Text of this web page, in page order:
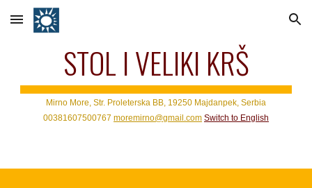
Skip to main content Skip to navigation
STOL I VELIKI KRŠ
Mirno More, Str. Proleterska BB, 19250 Majdanpek, Serbia
00381607500767 moremirno@gmail.com Switch to English